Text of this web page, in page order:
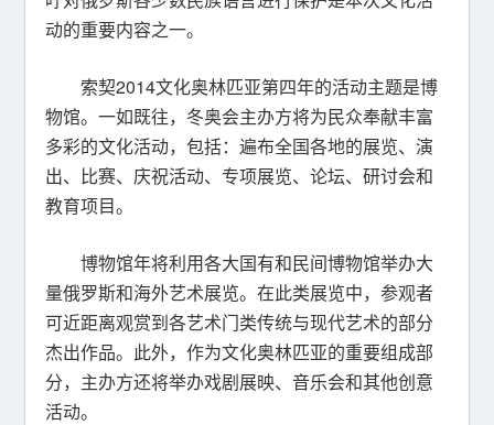
动的重要内容之一。
索契2014文化奥林匹亚第四年的活动主题是博
物馆。一如既往，冬奥会主办方将为民众奉献丰富
多彩的文化活动，包括：遍布全国各地的展览、演
出、比赛、庆祝活动、专项展览、论坛、研讨会和
教育项目。
博物馆年将利用各大国有和民间博物馆举办大
量俄罗斯和海外艺术展览。在此类展览中，参观者
可近距离观赏到各艺术门类传统与现代艺术的部分
杰出作品。此外，作为文化奥林匹亚的重要组成部
分，主办方还将举办戏剧展映、音乐会和其他创意
活动。